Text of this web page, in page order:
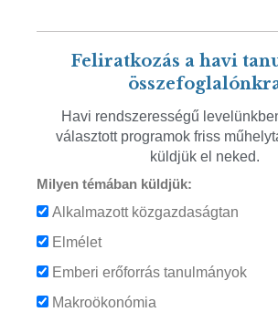
Feliratkozás a havi
Havi rendszerességű
választott programok friss
küldjük el neked.
Milyen témában küldjük:
Alkalmazott közgazdaságtan
Elmélet
Emberi erőforrás tanulmányok
Makroökonómia